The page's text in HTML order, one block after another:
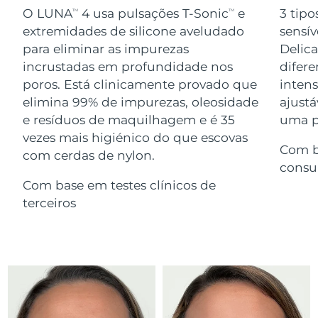
O LUNATM 4 usa pulsações T-SonicTM
e
extremidades de silicone aveludado
para eliminar as impurezas
incrustadas em profundidade nos
poros. Está clinicamente provado que
elimina 99% de impurezas, oleosidade
e resíduos de maquilhagem e é 35
vezes mais higiénico do que escovas
com cerdas de nylon.
Com base em testes clínicos de
terceiros
3
uma
Com
Advanced pore care essentials
For healthy hair
issa™ Teeth Whitening Gel
18% PAP
Cosméticos Homens
Comprar todos
FOREO APP
Israel Entrega prevista 8/13/26
Itália Entrega prevista 8/9/26
Japão Entrega prevista 8/12/26
Jersey
8/11/26
Kuwait
Líbano Entrega prevista8/10/26
Lituânia Entrega prevista8/9/26